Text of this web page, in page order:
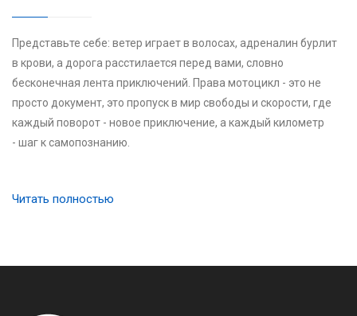
Представьте себе: ветер играет в волосах, адреналин бурлит
в крови, а дорога расстилается перед вами, словно
бесконечная лента приключений. Права мотоцикл - это не
просто документ, это пропуск в мир свободы и скорости, где
каждый поворот - новое приключение, а каждый километр
- шаг к самопознанию.
Читать полностью